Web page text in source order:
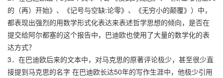
的（再）开始》、《记号与空缺:论零》、《无穷小的颠覆》）中，
都表现出强烈的用数学形式化表达来表述哲学思想的倾向，是否在
提交给阿尔都塞的这个报告中，巴迪欧也使用了大量的数学化的表
达方式？
3．在巴迪欧后来的文本中，对马克思的原著评论极少，甚至很少直
接提到马克思的名字 在巴迪欧长达50年的写作生涯中，他极少引用